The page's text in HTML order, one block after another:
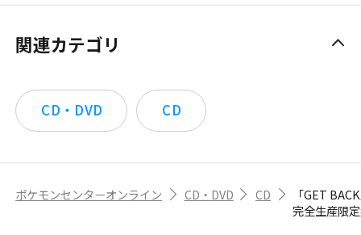
関連カテゴリ
CD・DVD CD
ポケモンセンターオンライン CD・DVD CD
「GET
完全生産限